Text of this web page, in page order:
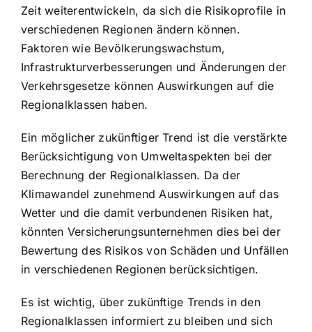
Zeit weiterentwickeln, da sich die Risikoprofile in
verschiedenen Regionen ändern können.
Faktoren wie Bevölkerungswachstum,
Infrastrukturverbesserungen und Änderungen der
Verkehrsgesetze können Auswirkungen auf die
Regionalklassen haben.
Ein möglicher zukünftiger Trend ist die verstärkte
Berücksichtigung von Umweltaspekten bei der
Berechnung der Regionalklassen. Da der
Klimawandel zunehmend Auswirkungen auf das
Wetter und die damit verbundenen Risiken hat,
könnten Versicherungsunternehmen dies bei der
Bewertung des Risikos von Schäden und Unfällen
in verschiedenen Regionen berücksichtigen.
Es ist wichtig, über zukünftige Trends in den
Regionalklassen informiert zu bleiben und sich